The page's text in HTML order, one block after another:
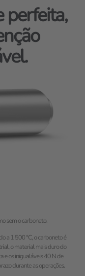
perfeita,
sem o carboneto.
a 1 500 °C, o carboneto é
o material mais duro do
e os inigualáveis 40 N de
durante as operações.